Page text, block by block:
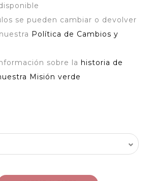
se pueden cambiar o devolver
Política de Cambios y
sobre la historia de
Misión verde